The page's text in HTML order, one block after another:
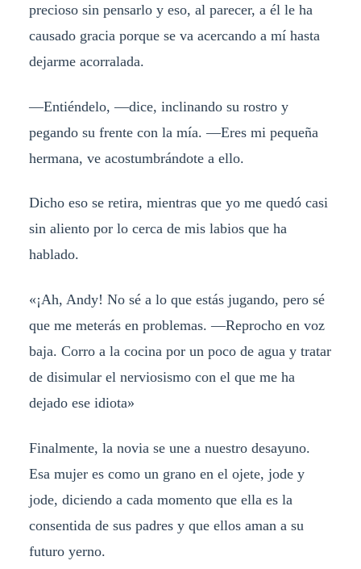
precioso sin pensarlo y eso, al parecer, a él le ha
causado gracia porque se va acercando a mí hasta
dejarme acorralada.
—Entiéndelo, —dice, inclinando su rostro y
pegando su frente con la mía. —Eres mi pequeña
hermana, ve acostumbrándote a ello.
Dicho eso se retira, mientras que yo me quedó casi
sin aliento por lo cerca de mis labios que ha
hablado.
«¡Ah, Andy! No sé a lo que estás jugando, pero sé
que me meterás en problemas. —Reprocho en voz
baja. Corro a la cocina por un poco de agua y tratar
de disimular el nerviosismo con el que me ha
dejado ese idiota»
Finalmente, la novia se une a nuestro desayuno.
Esa mujer es como un grano en el ojete, jode y
jode, diciendo a cada momento que ella es la
consentida de sus padres y que ellos aman a su
futuro yerno.